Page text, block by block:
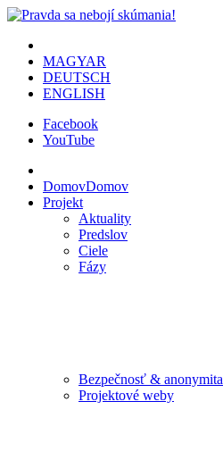
MAGYAR
DEUTSCH
ENGLISH
Facebook
YouTube
DomovDomov
Projekt
Aktuality
Predslov
Ciele
Fázy
Bezpečnosť & anonymita
Projektové weby